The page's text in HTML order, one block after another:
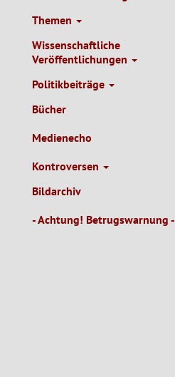
Themen
Wissenschaftliche
Veröffentlichungen
Politikbeiträge
Bücher
Medienecho
Kontroversen
Bildarchiv
- Achtung! Betrugswarnung -